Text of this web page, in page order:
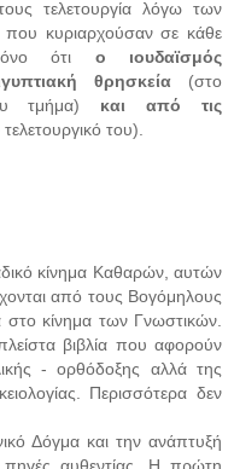
τελετουργία λόγω των
που κυριαρχούσαν σε κάθε
ότι ο ιουδαϊσμός
θρησκεία (στο
τμήμα) και από τις
του).
κίνημα Καθαρών, αυτών
από τους Βογόμηλους
στο κίνημα των Γνωστικών.
βιβλία που αφορούν
- ορθόδοξης αλλά της
Περισσότερα δεν
Δόγμα και την ανάπτυξή